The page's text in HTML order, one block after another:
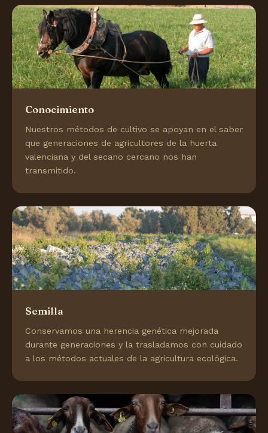
Conocimiento
Nuestros métodos de cultivo se apoyan en el saber
que generaciones de agricultores de la huerta
valenciana y del secano cercano nos han
transmitido.
Semilla
Conservamos una herencia genética mejorada
durante generaciones y la trasladamos con cuidado
a los métodos actuales de la agricultura ecológica.